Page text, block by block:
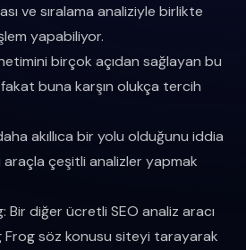
ve sıralama analiziyle birlikte
yapabiliyor.
birçok açıdan sağlayan bu
buna karşın olukça tercih
akıllıca bir yolu olduğunu iddia
çeşitli analizler yapmak
Bir diğer ücretli SEO analiz aracı
Frog söz konusu siteyi tarayarak